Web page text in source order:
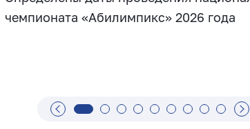
чемпионата «Абилимпикс» 2026 года